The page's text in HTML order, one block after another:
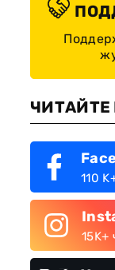
ЧИТАЙТЕ
110
15K+